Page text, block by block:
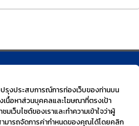
รุงประสบการณ์การท่องเว็บของท่านบน
เนื้อหาส่วนบุคคลและโฆษณาที่ตรงเป้า
มเว็บไซต์ของเราและทำความเข้าใจว่าผู้
ามารถจัดการค่ากำหนดของคุณได้โดยคลิก
reserved. v1.0 Powered by Course